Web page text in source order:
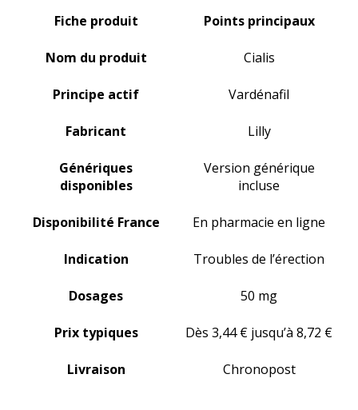
Fiche produit Points principaux
Nom du produit Cialis
Principe actif Vardénafil
Fabricant Lilly
Génériques
disponibles
Version générique
incluse
Disponibilité France En pharmacie en ligne
Indication Troubles de l’érection
Dosages 50 mg
Prix typiques Dès 3,44 € jusqu’à 8,72 €
Livraison Chronopost